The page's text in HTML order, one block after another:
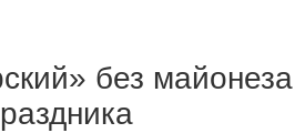
без майонеза